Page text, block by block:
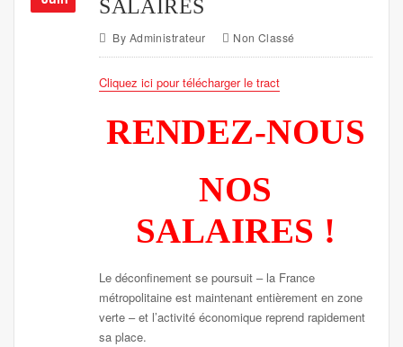
SALAIRES
By Administrateur Non Classé
Cliquez ici pour télécharger le tract
RENDEZ-NOUS
NOS
SALAIRES !
Le déconfinement se poursuit – la France
métropolitaine est maintenant entièrement en zone
verte – et l’activité économique reprend rapidement
sa place.